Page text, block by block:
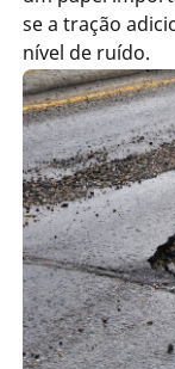
se a tração
nível de ruído.